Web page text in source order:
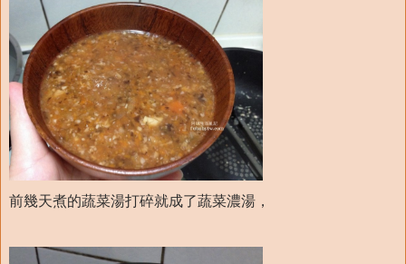
前幾天煮的蔬菜湯打碎就成了蔬菜濃湯，